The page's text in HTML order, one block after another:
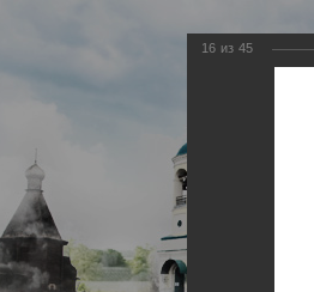
16 из 45